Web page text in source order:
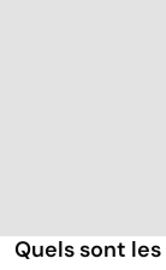
Quels sont